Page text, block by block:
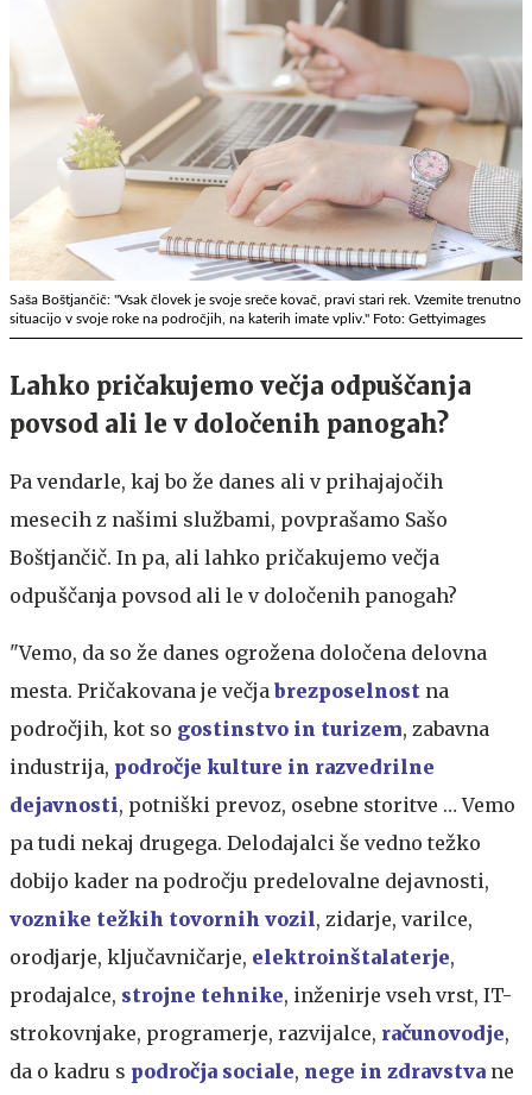
Saša Boštjančič: "Vsak človek je svoje sreče kovač, pravi stari rek. Vzemite trenutno
situacijo v svoje roke na področjih, na katerih imate vpliv." Foto: Gettyimages
Lahko pričakujemo večja odpuščanja
povsod ali le v določenih panogah?
Pa vendarle, kaj bo že danes ali v prihajajočih
mesecih z našimi službami, povprašamo Sašo
Boštjančič. In pa, ali lahko pričakujemo večja
odpuščanja povsod ali le v določenih panogah?
"Vemo, da so že danes ogrožena določena delovna
mesta. Pričakovana je večja brezposelnost na
področjih, kot so gostinstvo in turizem, zabavna
industrija, področje kulture in razvedrilne
dejavnosti, potniški prevoz, osebne storitve … Vemo
pa tudi nekaj drugega. Delodajalci še vedno težko
dobijo kader na področju predelovalne dejavnosti,
voznike težkih tovornih vozil, zidarje, varilce,
orodjarje, ključavničarje, elektroinštalaterje,
prodajalce, strojne tehnike, inženirje vseh vrst, IT-
strokovnjake, programerje, razvijalce, računovodje,
da o kadru s področja sociale, nege in zdravstva ne